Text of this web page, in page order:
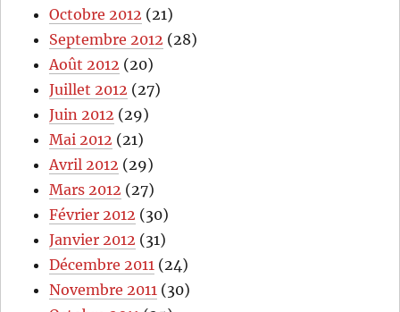
Octobre 2012 (21)
Septembre 2012 (28)
Août 2012 (20)
Juillet 2012 (27)
Juin 2012 (29)
Mai 2012 (21)
Avril 2012 (29)
Mars 2012 (27)
Février 2012 (30)
Janvier 2012 (31)
Décembre 2011 (24)
Novembre 2011 (30)